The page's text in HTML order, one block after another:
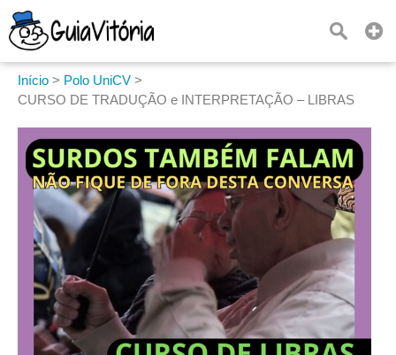
Início > Polo UniCV >
CURSO DE TRADUÇÃO e INTERPRETAÇÃO – LIBRAS